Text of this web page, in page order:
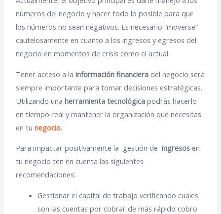
números del negocio y hacer todo lo posible para que
los números no sean negativos. Es necesario “moverse”
cautelosamente en cuanto a los ingresos y egresos del
negocio en momentos de crisis como el actual.
Tener acceso a lainformación financiera del negocio será
siempre importante para tomar decisiones estratégicas.
Utilizando unaherramienta tecnológica podrás hacerlo
en tiempo real y mantener la organización que necesitas
en tunegocio.
Para impactar positivamente la gestión deingresos en
tu negocio ten en cuenta las siguientes
recomendaciones:
Gestionar el capital de trabajo verificando cuales
son las cuentas por cobrar de más rápido cobro